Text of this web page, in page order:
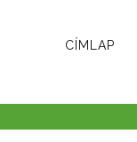
CÍMLAP